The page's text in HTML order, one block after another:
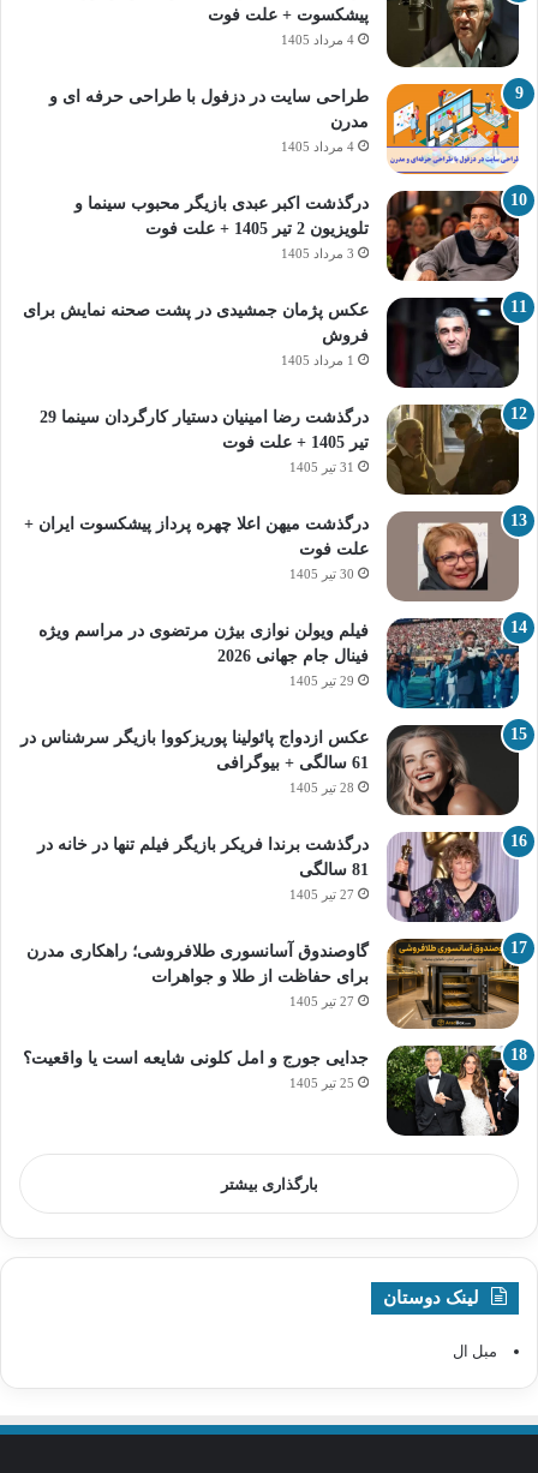
پیشکسوت + علت فوت
4 مرداد 1405
طراحی سایت در دزفول با طراحی حرفه‌ ای و
مدرن
4 مرداد 1405
درگذشت اکبر عبدی بازیگر محبوب سینما و
تلویزیون 2 تیر 1405 + علت فوت
3 مرداد 1405
عکس پژمان جمشیدی در پشت صحنه نمایش برای
فروش
1 مرداد 1405
درگذشت رضا امینیان دستیار کارگردان سینما 29
تیر 1405 + علت فوت
31 تیر 1405
درگذشت میهن اعلا چهره پرداز پیشکسوت ایران +
علت فوت
30 تیر 1405
فیلم ویولن نوازی بیژن مرتضوی در مراسم ویژه
فینال جام جهانی 2026
29 تیر 1405
عکس ازدواج پائولینا پوریزکووا بازیگر سرشناس در
61 سالگی + بیوگرافی
28 تیر 1405
درگذشت برندا فریکر بازیگر فیلم تنها در خانه در
81 سالگی
27 تیر 1405
گاوصندوق آسانسوری طلافروشی؛ راهکاری مدرن
برای حفاظت از طلا و جواهرات
27 تیر 1405
جدایی جورج و امل کلونی شایعه است یا واقعیت؟
25 تیر 1405
بارگذاری بیشتر
لینک دوستان
مبل ال